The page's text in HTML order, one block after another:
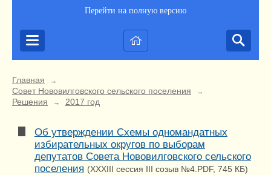
Перейти на полную версию
Главная →
Совет Нововилговского сельского поселения →
Решения → 2017 год
Об утверждении Схемы одномандатных
избирательных округов по выборам
депутатов Совета Нововилговского сельского
поселения (XXXIII сессия III созыв №4.PDF, 745 КБ)